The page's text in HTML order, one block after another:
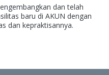
dan telah
baru di AKUN dengan
dan kepraktisannya.